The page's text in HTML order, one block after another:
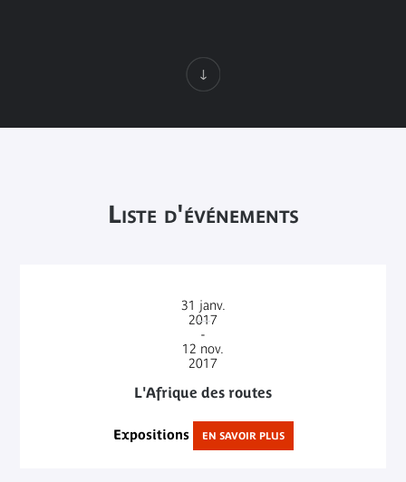
Liste d'événements
31 janv.
2017
-
12 nov.
2017
L'Afrique des routes
Expositions EN SAVOIR PLUS